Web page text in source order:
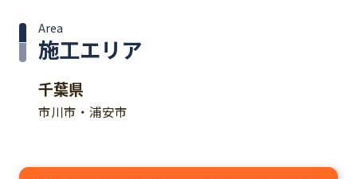
施工エリア
Area
千葉県
市川市・浦安市